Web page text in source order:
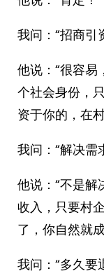
我问：“招商引
他说：“很容易
个社会身份，
资于你的，在
我问：“解决需
他说：“不是解
收入，只要村
了，你自然就
我问：“多久要